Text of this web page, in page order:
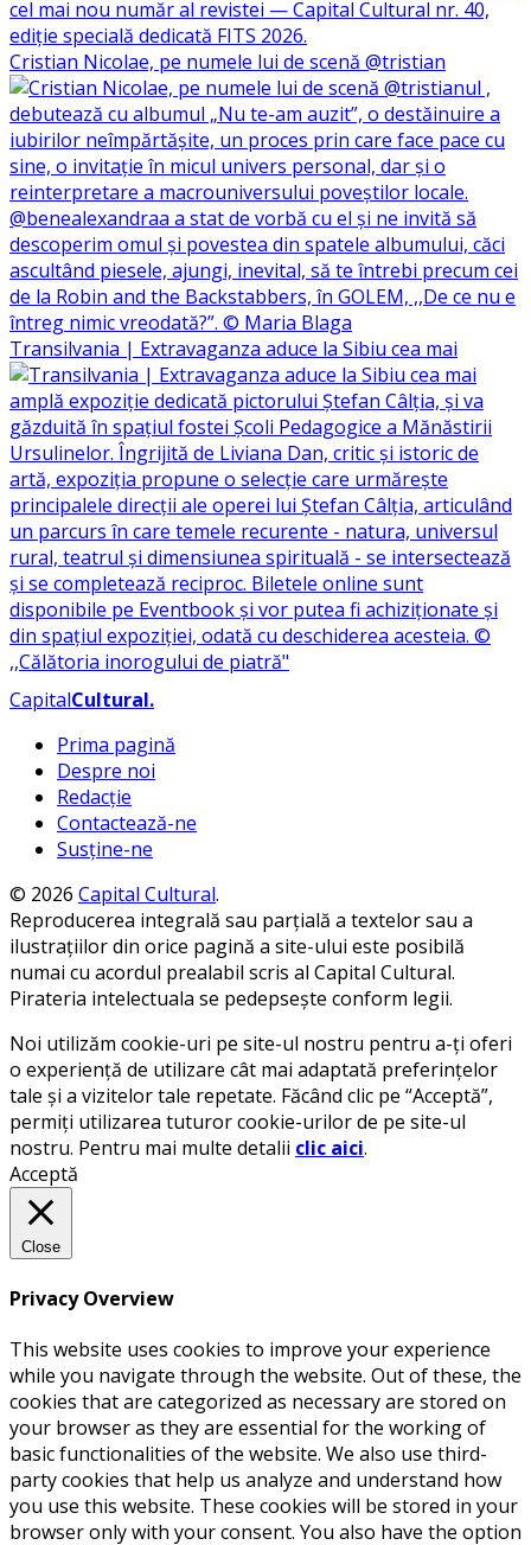
Cristian Nicolae, pe numele lui de scenă @tristian
Transilvania | Extravaganza aduce la Sibiu cea mai
CapitalCultural.
Prima pagină
Despre noi
Redacție
Contactează-ne
Susține-ne
© 2026 Capital Cultural.
Reproducerea integrală sau parțială a textelor sau a
ilustrațiilor din orice pagină a site-ului este posibilă
numai cu acordul prealabil scris al Capital Cultural.
Pirateria intelectuala se pedepsește conform legii.
Noi utilizăm cookie-uri pe site-ul nostru pentru a-ți oferi
o experiență de utilizare cât mai adaptată preferințelor
tale și a vizitelor tale repetate. Făcând clic pe “Acceptă”,
permiți utilizarea tuturor cookie-urilor de pe site-ul
nostru. Pentru mai multe detalii clic aici.
Acceptă
Close
Privacy Overview
This website uses cookies to improve your experience
while you navigate through the website. Out of these, the
cookies that are categorized as necessary are stored on
your browser as they are essential for the working of
basic functionalities of the website. We also use third-
party cookies that help us analyze and understand how
you use this website. These cookies will be stored in your
browser only with your consent. You also have the option